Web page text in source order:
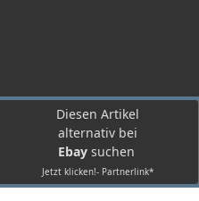
Diesen Artikel
alternativ bei
Ebay suchen
Jetzt klicken!- Partnerlink*